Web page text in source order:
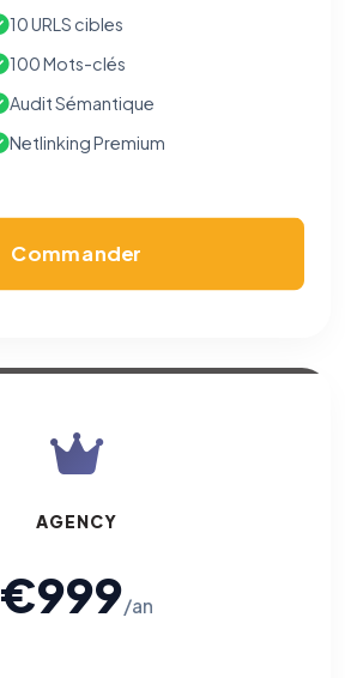
10 URLS cibles
100 Mots-clés
Audit Sémantique
Netlinking Premium
Commander
AGENCY
€999/an